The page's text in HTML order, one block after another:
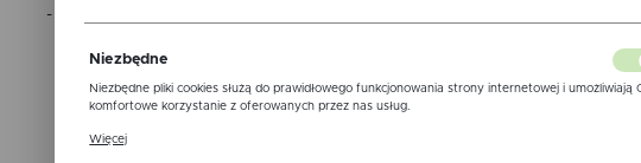
- to dla Ciebie staramy się być najlepsi, a Twoje zdanie bardzo nam w tym
DODAJ KOMENTARZ
Niezbędne
Niezbędne pliki cookies służą do prawidłowego funkcjonowania strony internetowej i umożliwiają
komfortowe korzystanie z oferowanych przez nas usług.
ustawień preferencji prywatności, logowania czy wypełniania formularzy. Dzięki plikom cookies
Więcej